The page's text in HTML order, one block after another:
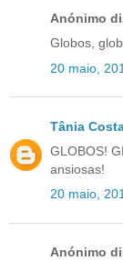
Anónimo
Globos,
20 maio,
Tânia
GLOBOS!
ansiosas!
20 maio,
Anónimo